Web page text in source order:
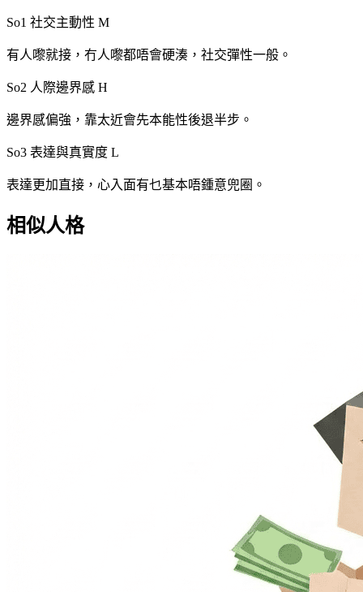
So1 社交主動性 M
有人嚟就接，冇人嚟都唔會硬湊，社交彈性一般。
So2 人際邊界感 H
邊界感偏強，靠太近會先本能性後退半步。
So3 表達與真實度 L
表達更加直接，心入面有乜基本唔鍾意兜圈。
相似人格